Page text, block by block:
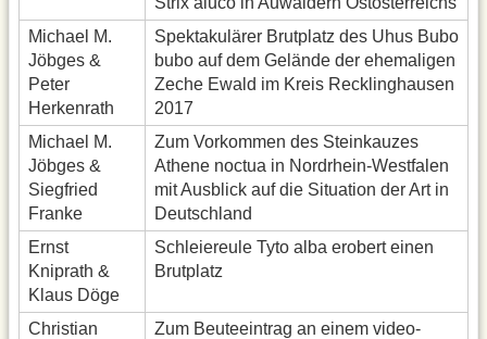
Michael M.
Jöbges &
Peter
Herkenrath
Spektakulärer Brutplatz des Uhus Bubo
bubo auf dem Gelände der ehemaligen
Zeche Ewald im Kreis Recklinghausen
2017
Michael M.
Jöbges &
Siegfried
Franke
Zum Vorkommen des Steinkauzes
Athene noctua in Nordrhein-Westfalen
mit Ausblick auf die Situation der Art in
Deutschland
Ernst
Kniprath &
Klaus Döge
Schleiereule Tyto alba erobert einen
Brutplatz
Christian
Zum Beuteeintrag an einem video-